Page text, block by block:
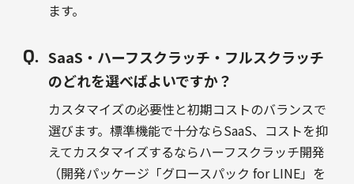
ます。
SaaS・ハーフスクラッチ・フルスクラッチ
のどれを選べばよいですか？
カスタマイズの必要性と初期コストのバランスで
選びます。標準機能で十分ならSaaS、コストを抑
えてカスタマイズするならハーフスクラッチ開発
（開発パッケージ「グロースパック for LINE」を